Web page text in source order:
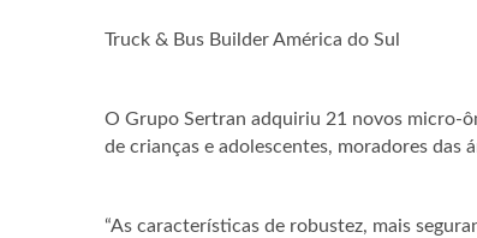
Truck & Bus Builder América do Sul
O Grupo Sertran adquiriu 21 novos micro-
de crianças e adolescentes, moradores das
“As características de robustez, mais